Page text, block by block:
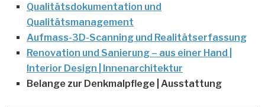
Qualitätsdokumentation und
Qualitätsmanagement
Aufmass-3D-Scanning und Realitätserfassung
Renovation und Sanierung – aus einer Hand |
Interior Design | Innenarchitektur
Belange zur Denkmalpflege | Ausstattung